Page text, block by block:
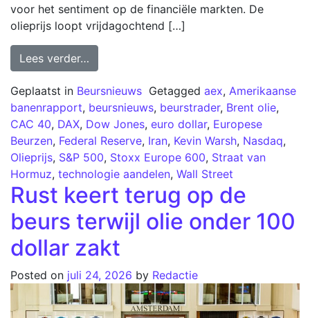
voor het sentiment op de financiële markten. De
olieprijs loopt vrijdagochtend […]
Lees verder…
Geplaatst in Beursnieuws Getagged aex, Amerikaanse
banenrapport, beursnieuws, beurstrader, Brent olie,
CAC 40, DAX, Dow Jones, euro dollar, Europese
Beurzen, Federal Reserve, Iran, Kevin Warsh, Nasdaq,
Olieprijs, S&P 500, Stoxx Europe 600, Straat van
Hormuz, technologie aandelen, Wall Street
Rust keert terug op de
beurs terwijl olie onder 100
dollar zakt
Posted on juli 24, 2026 by Redactie